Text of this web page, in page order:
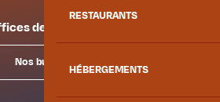
RESTAURANTS
HÉBERGEMENTS
de tourisme
Nos bureaux